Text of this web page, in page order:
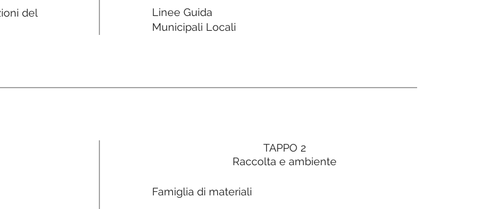
del
Linee Guida
Municipali Locali
TAPPO 2
Raccolta e ambiente
Famiglia di materiali